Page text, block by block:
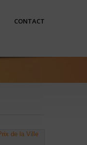
CONTACT
de la Ville